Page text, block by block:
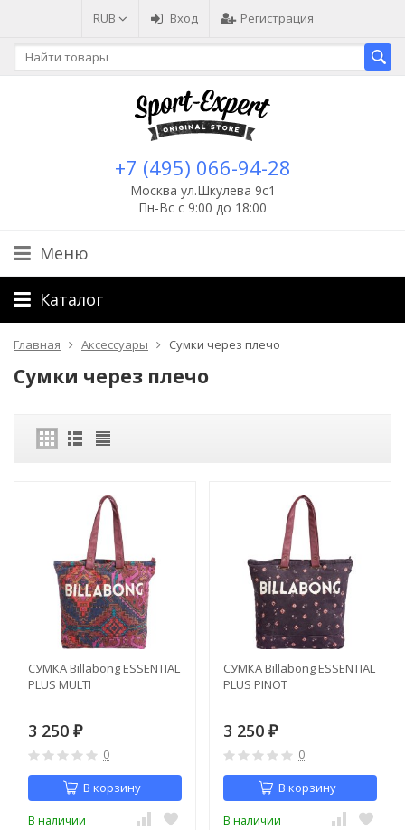
RUB Вход Регистрация
+7 (495) 066-94-28
Москва ул.Шкулева 9с1
Пн-Вс с 9:00 до 18:00
Меню
Каталог
Главная Аксессуары Сумки через плечо
Сумки через плечо
СУМКА Billabong ESSENTIAL
PLUS MULTI
3 250 ₽
0
В корзину
В наличии
СУМКА Billabong ESSENTIAL
PLUS PINOT
3 250 ₽
0
В корзину
В наличии